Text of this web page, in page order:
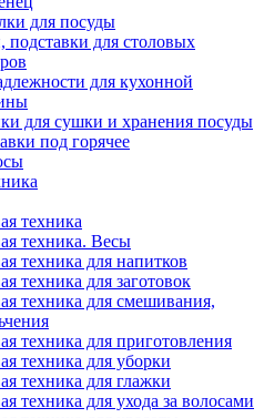
для посуды
подставки для столовых
для кухонной
для сушки и хранения посуды
под горячее
техника
техника. Весы
техника для напитков
техника для заготовок
техника для смешивания,
техника для приготовления
техника для уборки
техника для глажки
техника для ухода за волосами